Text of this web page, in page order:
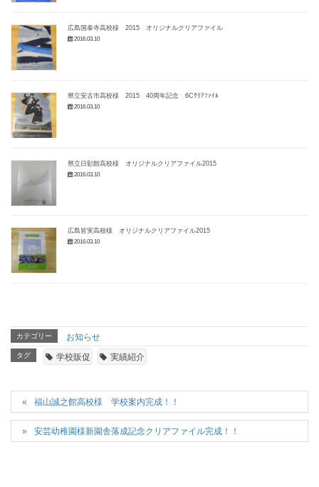
広島国泰寺高校様 2015 オリジナルクリアファイル
2016.03.10
県立安古市高校様 2015 40周年記念 6Cｸﾘｱﾌｧｲﾙ
2016.03.10
県立日彰館高校様 オリジナルクリアファイル2015
2016.03.10
広島皆実高校様 オリジナルクリアファイル2015
2016.03.10
カテゴリー お知らせ
タグ 学校販促 実績紹介
福山誠之館高校様 学校案内完成！！
安芸幼稚園様新園舎落成記念クリアファイル完成！！